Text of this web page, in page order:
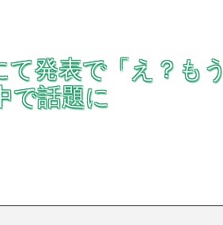
発表で「え？もう
で話題に